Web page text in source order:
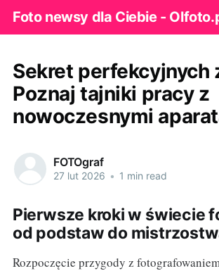
Foto newsy dla Ciebie -
Sekret perfekcyjnych
Poznaj tajniki pracy z
nowoczesnymi
FOTOgraf
27 lut 2026 • 1 min read
Pierwsze kroki w świecie
od podstaw do
Rozpoczęcie przygody z